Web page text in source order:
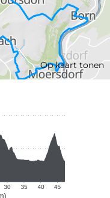
Op kaart tonen